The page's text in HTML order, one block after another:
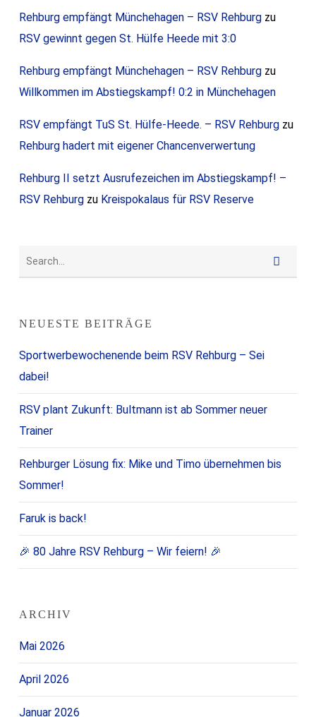
Rehburg empfängt Münchehagen – RSV Rehburgzu
RSV gewinnt gegen St. Hülfe Heede mit 3:0
Rehburg empfängt Münchehagen – RSV Rehburgzu
Willkommen im Abstiegskampf! 0:2 in Münchehagen
RSV empfängt TuS St. Hülfe-Heede. – RSV Rehburgzu
Rehburg hadert mit eigener Chancenverwertung
Rehburg II setzt Ausrufezeichen im Abstiegskampf! –
RSV Rehburgzu Kreispokalaus für RSV Reserve
NEUESTE BEITRÄGE
Sportwerbewochenende beim RSV Rehburg – Sei
dabei!
RSV plant Zukunft: Bultmann ist ab Sommer neuer
Trainer
Rehburger Lösung fix: Mike und Timo übernehmen bis
Sommer!
Faruk is back!
🎉 80 Jahre RSV Rehburg – Wir feiern! 🎉
ARCHIV
Mai 2026
April 2026
Januar 2026